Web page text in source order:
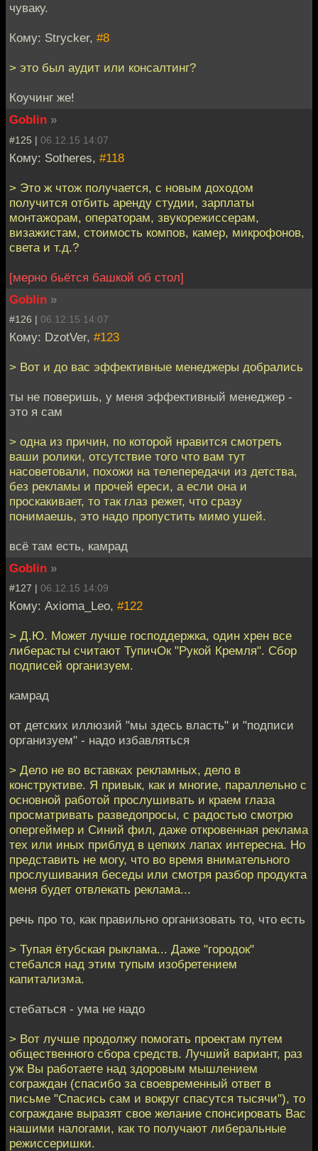
чуваку.
Кому: Strycker, #8
> это был аудит или консалтинг?
Коучинг же!
Goblin »
#125 | 06.12.15 14:07
Кому: Sotheres, #118
> Это ж чтож получается, с новым доходом
получится отбить аренду студии, зарплаты
монтажорам, операторам, звукорежиссерам,
визажистам, стоимость компов, камер, микрофонов,
света и т.д.?
[мерно бьётся башкой об стол]
Goblin »
#126 | 06.12.15 14:07
Кому: DzotVer, #123
> Вот и до вас эффективные менеджеры добрались
ты не поверишь, у меня эффективный менеджер -
это я сам
> одна из причин, по которой нравится смотреть
ваши ролики, отсутствие того что вам тут
насоветовали, похожи на телепередачи из детства,
без рекламы и прочей ереси, а если она и
проскакивает, то так глаз режет, что сразу
понимаешь, это надо пропустить мимо ушей.
всё там есть, камрад
Goblin »
#127 | 06.12.15 14:09
Кому: Axioma_Leo, #122
> Д.Ю. Может лучше господдержка, один хрен все
либерасты считают ТупичОк "Рукой Кремля". Сбор
подписей организуем.
камрад
от детских иллюзий "мы здесь власть" и "подписи
организуем" - надо избавляться
> Дело не во вставках рекламных, дело в
конструктиве. Я привык, как и многие, параллельно с
основной работой прослушивать и краем глаза
просматривать разведопросы, с радостью смотрю
опергеймер и Синий фил, даже откровенная реклама
тех или иных приблуд в цепких лапах интересна. Но
представить не могу, что во время внимательного
прослушивания беседы или смотря разбор продукта
меня будет отвлекать реклама...
речь про то, как правильно организовать то, что есть
> Тупая ётубская рыклама... Даже "городок"
стебался над этим тупым изобретением
капитализма.
стебаться - ума не надо
> Вот лучше продолжу помогать проектам путем
общественного сбора средств. Лучший вариант, раз
уж Вы работаете над здоровым мышлением
сограждан (спасибо за своевременный ответ в
письме "Спасись сам и вокруг спасутся тысячи"), то
сограждане выразят свое желание спонсировать Вас
нашими налогами, как то получают либеральные
режиссеришки.